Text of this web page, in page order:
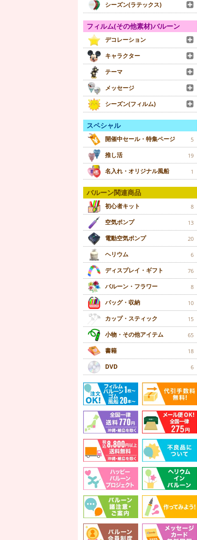
シーズン(ラテックス)
フィルム(その他素材)バルーン
デコレーション
キャラクター
テーマ
メッセージ
シーズン(フィルム)
スペシャル
開催中セール・特集ページ 5
推し活 19
名入れ・オリジナル風船 1
バルーン関連商品
初心者キット 8
空気ポンプ 13
電動空気ポンプ 20
ヘリウム 6
ディスプレイ・ギフト 76
バルーン・フラワー 8
バッグ・収納 10
カップ・スティック 15
小物・その他アイテム 65
書籍 18
DVD 6